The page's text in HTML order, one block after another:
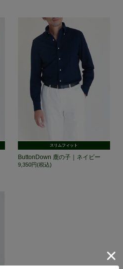
スリムフィット
ButtonDown 鹿の子｜ネイビー
9,350円(税込)